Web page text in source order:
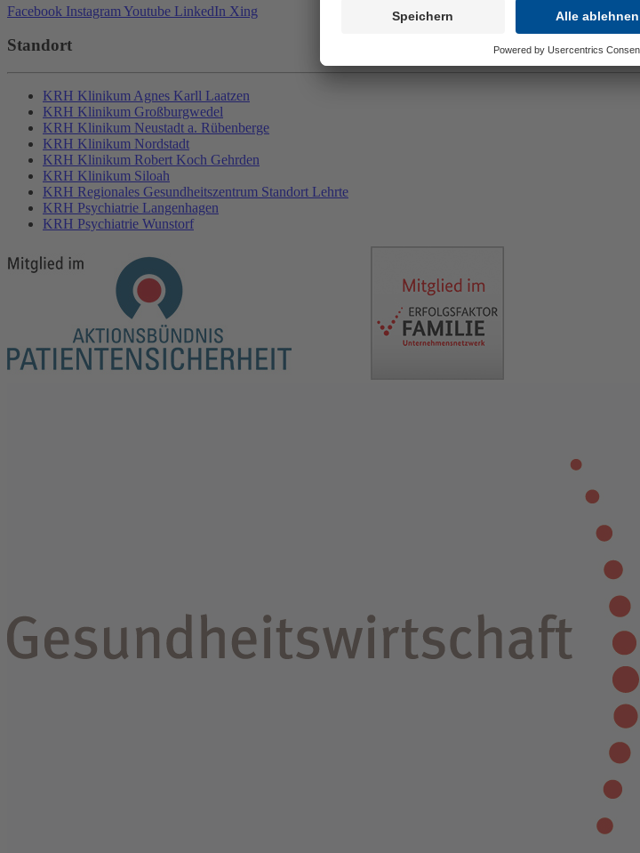
Facebook Instagram Youtube LinkedIn Xing
Standort
KRH Klinikum Agnes Karll Laatzen
KRH Klinikum Großburgwedel
KRH Klinikum Neustadt a. Rübenberge
KRH Klinikum Nordstadt
KRH Klinikum Robert Koch Gehrden
KRH Klinikum Siloah
KRH Regionales Gesundheitszentrum Standort Lehrte
KRH Psychiatrie Langenhagen
KRH Psychiatrie Wunstorf